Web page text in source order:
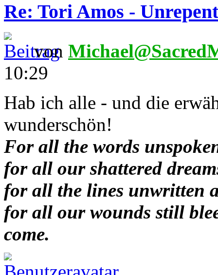
Re: Tori Amos -
von
10:29
Hab ich alle - und die
wunderschön!
For all the words
for all our shattered
for all the lines unwritten
for all our wounds still
come.